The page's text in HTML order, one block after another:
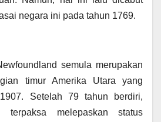
negara ini pada tahun 1769.
semula merupakan
timur Amerika Utara yang
Setelah 79 tahun berdiri,
terpaksa melepaskan status